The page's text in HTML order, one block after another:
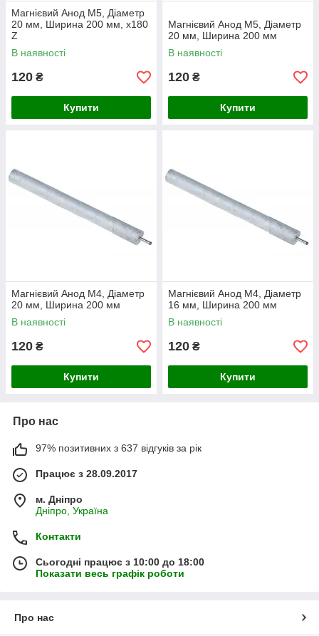
Магнієвий Анод M5, Діаметр
20 мм, Ширина 200 мм, х180
Z
В наявності
120 ₴
Купити
Магнієвий Анод M5, Діаметр
20 мм, Ширина 200 мм
В наявності
120 ₴
Купити
Магнієвий Анод M4, Діаметр
20 мм, Ширина 200 мм
В наявності
120 ₴
Купити
Магнієвий Анод M4, Діаметр
16 мм, Ширина 200 мм
В наявності
120 ₴
Купити
Про нас
97% позитивних з 637 відгуків за рік
Працює з 28.09.2017
м. Дніпро
Дніпро, Україна
Контакти
Сьогодні працює з 10:00 до 18:00
Показати весь графік роботи
Про нас